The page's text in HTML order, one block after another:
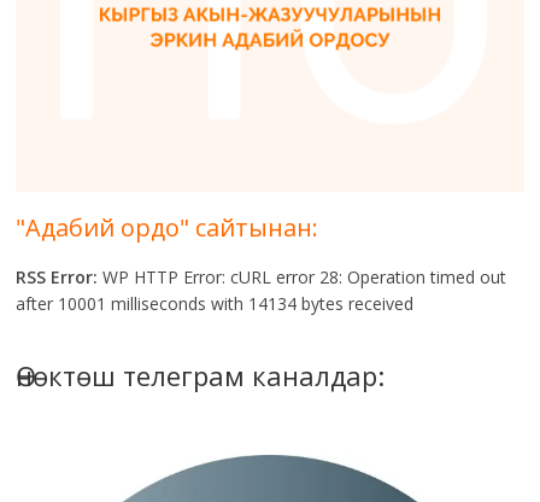
"Адабий ордо" сайтынан:
RSS Error: WP HTTP Error: cURL error 28: Operation timed out
after 10001 milliseconds with 14134 bytes received
Өнөктөш телеграм каналдар: